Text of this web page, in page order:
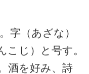
字（あざな）
こじ）と号す。
酒を好み、詩